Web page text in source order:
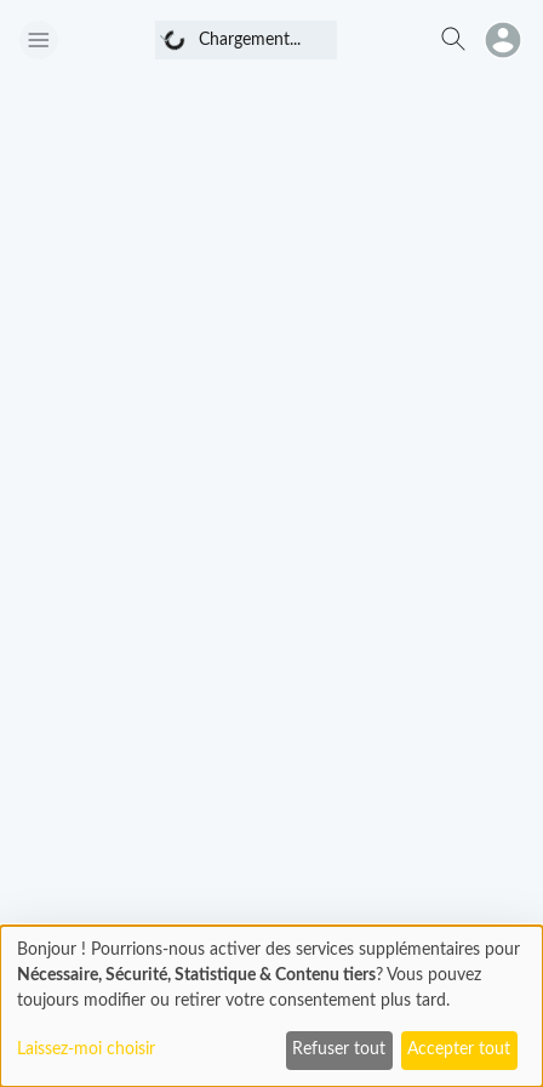
Chargement...
Chargement...
Chargement...Chargement
En cours...
Bonjour ! Pourrions-nous activer des services supplémentaires pour
Nécessaire, Sécurité, Statistique & Contenu tiers? Vous pouvez
toujours modifier ou retirer votre consentement plus tard.
Laissez-moi choisir Refuser tout Accepter tout